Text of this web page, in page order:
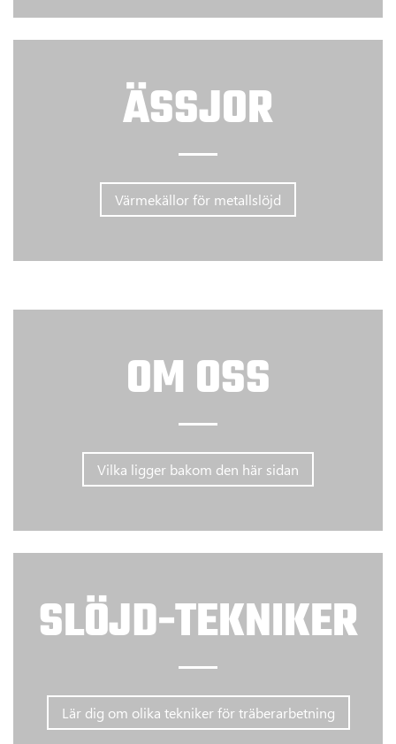
ÄSSJOR
Värmekällor för metallslöjd
OM OSS
Vilka ligger bakom den här sidan
SLÖJD-TEKNIKER
Lär dig om olika tekniker för träberarbetning